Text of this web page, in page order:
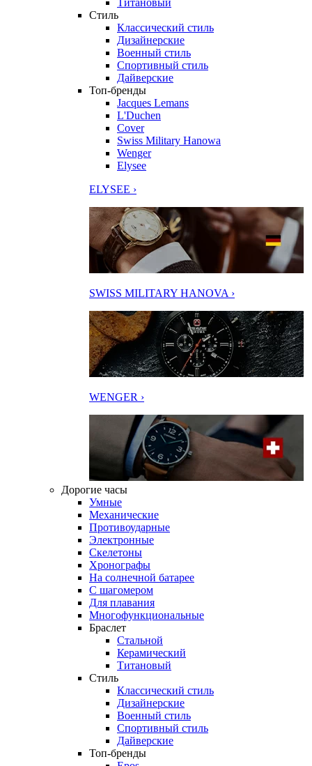
Титановый
Стиль
Классический стиль
Дизайнерские
Военный стиль
Спортивный стиль
Дайверские
Топ-бренды
Jacques Lemans
L'Duchen
Cover
Swiss Military Hanowa
Wenger
Elysee
ELYSEE ›
SWISS MILITARY HANOVA ›
WENGER ›
Дорогие часы
Умные
Механические
Противоударные
Электронные
Скелетоны
Хронографы
На солнечной батарее
С шагомером
Для плавания
Многофункциональные
Браслет
Стальной
Керамический
Титановый
Стиль
Классический стиль
Дизайнерские
Военный стиль
Спортивный стиль
Дайверские
Топ-бренды